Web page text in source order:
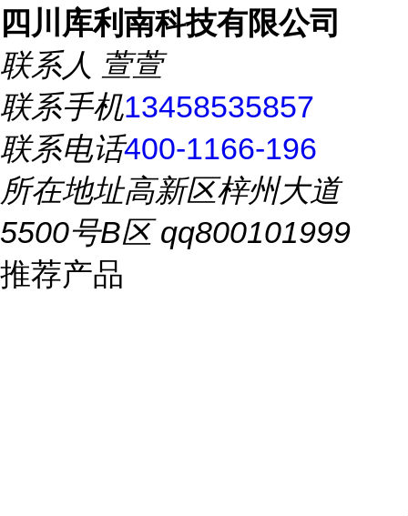
四川库利南科技有限公司
联系人 萱萱
联系手机13458535857
联系电话400-1166-196
所在地址高新区梓州大道
5500号B区 qq800101999
推荐产品